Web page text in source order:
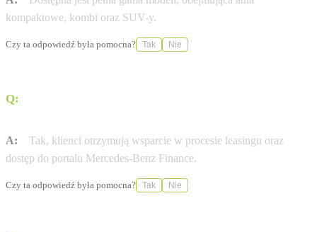
kompaktowe, kombi oraz SUV-y.
Czy ta odpowiedź była pomocna? Tak Nie
Q:
A:
Tak, klienci otrzymują wsparcie w procesie leasingu oraz
dostęp do portalu Mercedes-Benz Finance.
Czy ta odpowiedź była pomocna? Tak Nie